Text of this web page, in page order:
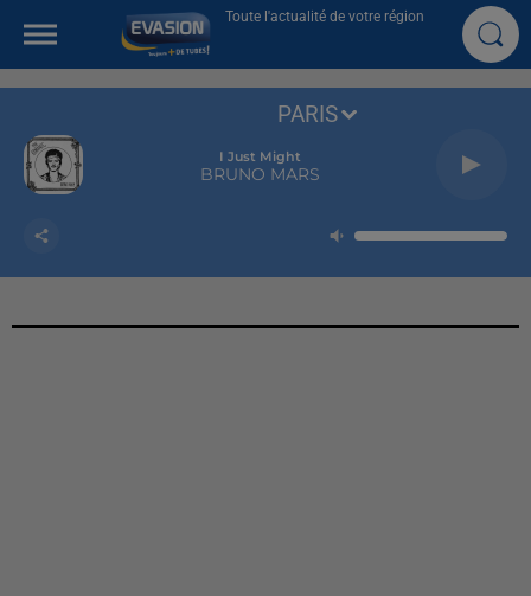
Toute l'actualité de votre région
I Just Might
BRUNO MARS
PARIS